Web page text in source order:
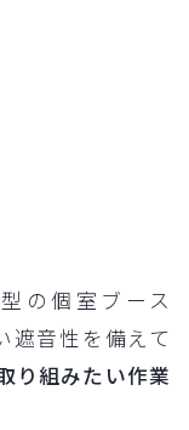
の個室ブース
遮音性を備えて
り組みたい作業